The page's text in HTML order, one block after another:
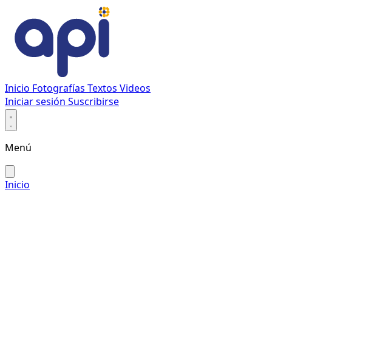
Inicio Fotografías Textos Videos
Iniciar sesión Suscribirse
Menú
Inicio